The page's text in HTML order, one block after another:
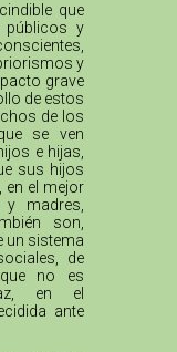
que
públicos y
y
grave
de estos
de los
se ven
e hijas,
sus hijos
en el mejor
madres,
son,
un sistema
de
no es
en el
ante